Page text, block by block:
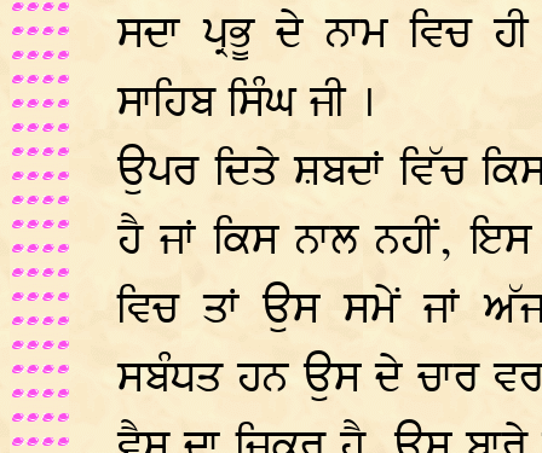
ਸਦਾ ਪ੍ਰਭੂ ਦੇ ਨਾਮ ਵਿਚ
ਸਾਹਿਬ ਸਿੰਘ ਜੀ ।
ਉਪਰ ਦਿਤੇ ਸ਼ਬਦਾਂ ਵਿੱਚ
ਹੈ ਜਾਂ ਕਿਸ ਨਾਲ ਨਹੀਂ,
ਵਿਚ ਤਾਂ ਉਸ ਸਮੇਂ ਜਾਂ
ਸਬੰਧਤ ਹਨ ਉਸ ਦੇ ਚਾਰ